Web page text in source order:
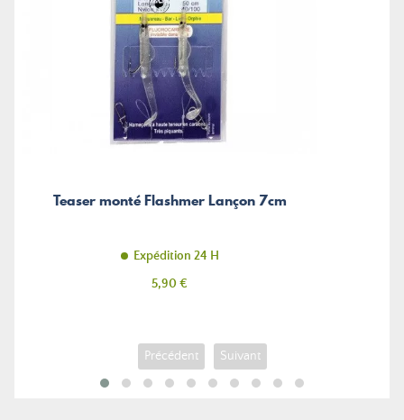
Teaser monté Flashmer Lançon 7cm
Expédition 24 H
Prix
5,90 €
Précédent Suivant